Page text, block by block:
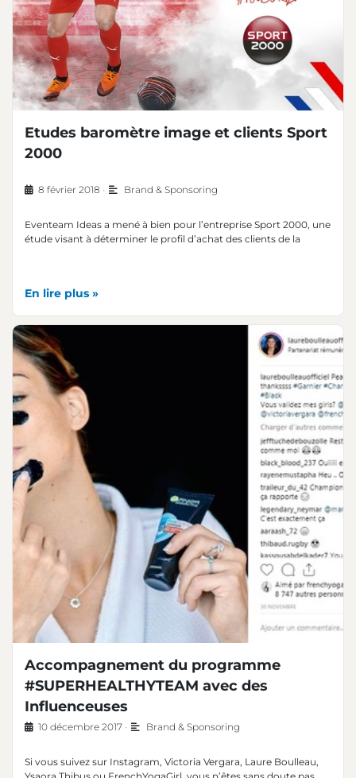
Etudes baromètre image et clients Sport
2000
8 février 2018 • Brand & Sponsoring
Eventeam Ideas a mené à bien pour l’entreprise Sport 2000, une
étude visant à déterminer le profil d’achat des clients de la
En lire plus »
Accompagnement du programme
#SUPERHEALTHYTEAM avec des
Influenceuses
10 décembre 2017 • Brand & Sponsoring
Si vous suivez sur Instagram, Victoria Vergara, Laure Boulleau,